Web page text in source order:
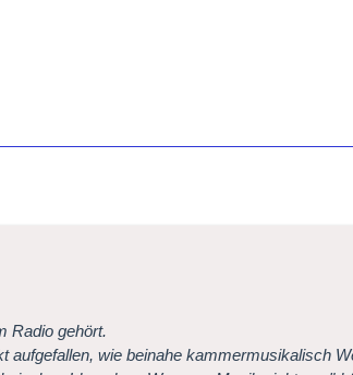
Radio gehört.
aufgefallen, wie beinahe kammermusikalisch